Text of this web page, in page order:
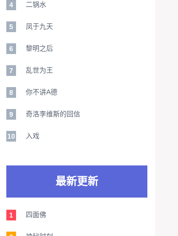
4 二锅水
5 凤于九天
6 黎明之后
7 乱世为王
8 你不讲A德
9 奇洛李维斯的回信
10 入戏
最新更新
1 四面佛